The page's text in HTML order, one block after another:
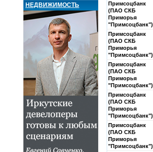
НЕДВИЖИМОСТЬ
Примсоцбанк
(ПАО СКБ
Приморья
"Примсоцбанк")
Примсоцбанк
(ПАО СКБ
Приморья
"Примсоцбанк")
Примсоцбанк
(ПАО СКБ
Приморья
"Примсоцбанк")
Примсоцбанк
(ПАО СКБ
Приморья
"Примсоцбанк")
Примсоцбанк
(ПАО СКБ
Приморья
"Примсоцбанк")